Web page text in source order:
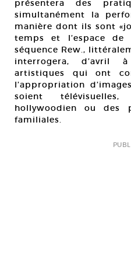
présentera des
simultanément la
manière dont ils sont
temps et l’espace
séquence Rew.,
interrogera, d’avril
artistiques qui ont
l’appropriation
soient
hollywoodien ou des
familiales.